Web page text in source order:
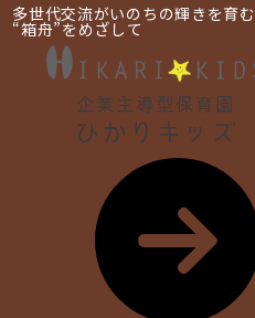
多世代交流がいのちの輝きを育む
“箱舟”をめざして